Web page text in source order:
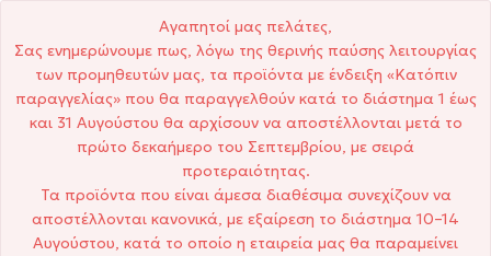
Αγαπητοί μας πελάτες,
Σας ενημερώνουμε πως, λόγω της θερινής παύσης λειτουργίας
των προμηθευτών μας, τα προϊόντα με ένδειξη «Κατόπιν
παραγγελίας» που θα παραγγελθούν κατά το διάστημα 1 έως
και 31 Αυγούστου θα αρχίσουν να αποστέλλονται μετά το
πρώτο δεκαήμερο του Σεπτεμβρίου, με σειρά
προτεραιότητας.
Τα προϊόντα που είναι άμεσα διαθέσιμα συνεχίζουν να
αποστέλλονται κανονικά, με εξαίρεση το διάστημα 10–14
Αυγούστου, κατά το οποίο η εταιρεία μας θα παραμείνει